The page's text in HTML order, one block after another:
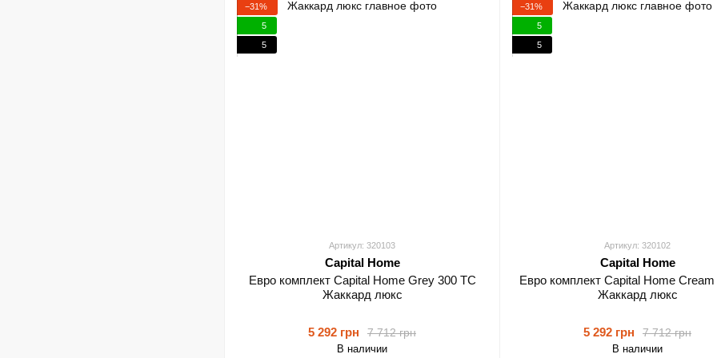
−31%
5
5
Артикул: 320103
Capital Home
Евро комплект Capital Home Grey 300 TC
Жаккард люкс
7 712 грн
5 292 грн
В наличии
−31%
5
5
Артикул: 320102
Capital Home
Евро комплект Capital Home
Жаккард люкс
7 712 грн
5 292 грн
В наличии